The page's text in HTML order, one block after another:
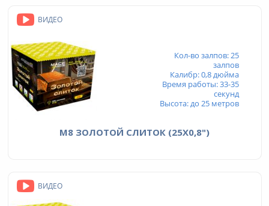
ВИДЕО
Кол-во залпов: 25
залпов
Калибр: 0,8 дюйма
Время работы: 33-35
секунд
Высота: до 25 метров
М8 ЗОЛОТОЙ СЛИТОК (25Х0,8")
ВИДЕО